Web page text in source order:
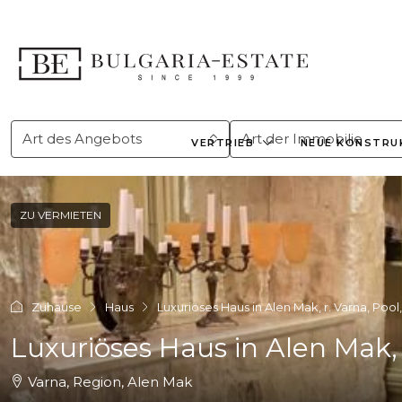
VERTRIEB NEUE
Art des Angebots Art der Immobilie
ZU VERMIETEN
Zuhause Haus Luxuriöses Haus in Alen Mak, r. Varna,
Luxuriöses Haus in Alen
Varna, Region, Alen Mak